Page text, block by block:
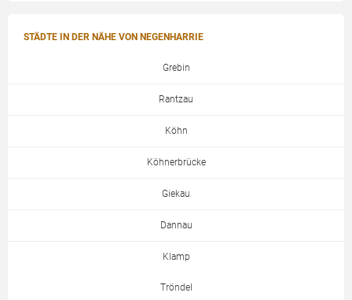
STÄDTE IN DER NÄHE VON NEGENHARRIE
Grebin
Rantzau
Köhn
Köhnerbrücke
Giekau
Dannau
Klamp
Tröndel